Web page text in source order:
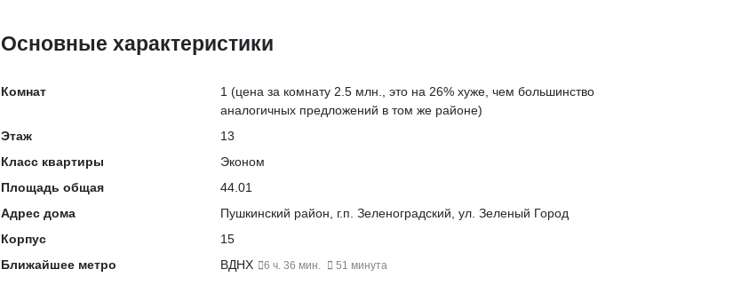
Основные характеристики
Комнат 1 (цена за комнату 2.5 млн., это на 26% хуже, чем большинство
аналогичных предложений в том же районе)
Этаж
13
Класс квартиры
Эконом
Площадь общая
44.01
Адрес дома
Пушкинский район, г.п. Зеленоградский, ул. Зеленый Город
Корпус
15
Ближайшее метро
ВДНХ 6 ч. 36 мин. 51 минута